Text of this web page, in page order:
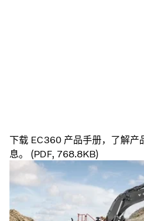
下载 EC360 产品手册，了解产
息。 (PDF, 768.8KB)